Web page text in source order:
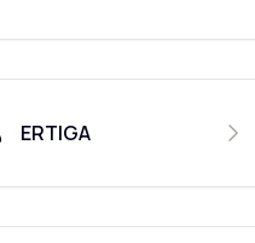
ERTIGA